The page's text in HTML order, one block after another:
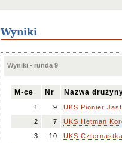
Wyniki
Wyniki - runda 9
M-ce Nr Nazwa
1 9
UKS Pionier
2
7
UKS Hetman
3
10
UKS